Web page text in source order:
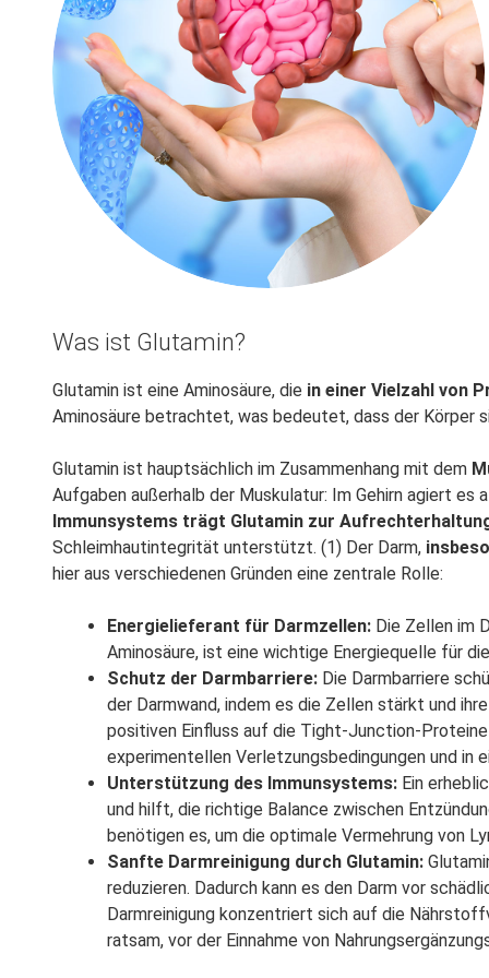
Was ist Glutamin?
Glutamin ist eine Aminosäure, die in einer Vielzahl von
Aminosäure betrachtet, was bedeutet, dass der Körper
Glutamin ist hauptsächlich im Zusammenhang mit dem
Aufgaben außerhalb der Muskulatur: Im Gehirn agiert
Immunsystems trägt Glutamin zur
Schleimhautintegrität unterstützt. (1) Der Darm,
hier aus verschiedenen Gründen eine zentrale Rolle:
Energielieferant für Darmzellen: Die Zellen im
Aminosäure, ist eine wichtige Energiequelle für
Schutz der Darmbarriere: Die Darmbarriere
der Darmwand, indem es die Zellen stärkt und
positiven Einfluss auf die Tight-Junction-Proteine
experimentellen Verletzungsbedingungen und in
Unterstützung des Immunsystems: Ein
und hilft, die richtige Balance zwischen
benötigen es, um die optimale Vermehrung von
Sanfte Darmreinigung durch Glutamin:
reduzieren. Dadurch kann es den Darm vor
Darmreinigung konzentriert sich auf die
ratsam, vor der Einnahme von